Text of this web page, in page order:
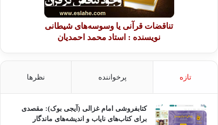
تناقضات قرآنی یا وسوسه‌های شیطانی
نویسنده : استاد محمد احمدیان
تازه پرخواننده نظرها
کتابفروشی امام غزالی (آیجی بوک): مقصدی
برای کتاب‌های نایاب و اندیشه‌های ماندگار